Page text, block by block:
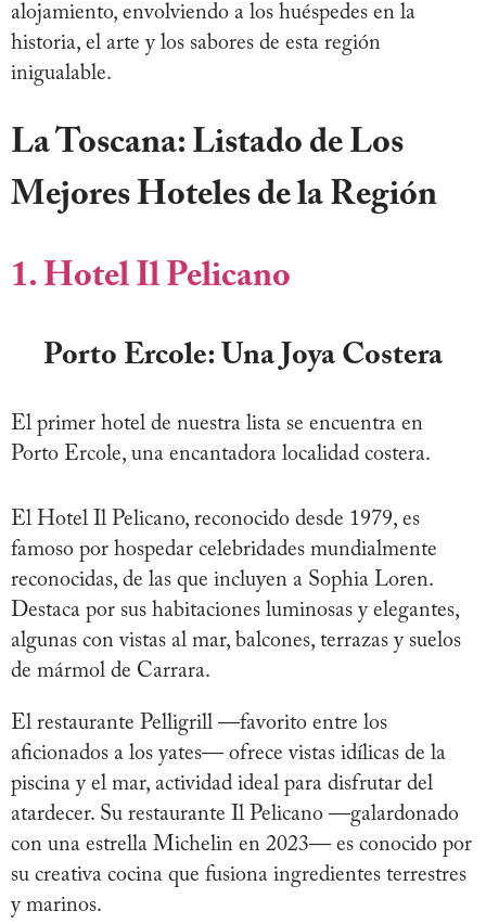
alojamiento, envolviendo a los huéspedes en la
historia, el arte y los sabores de esta región
inigualable.
La Toscana: Listado de Los
Mejores Hoteles de la Región
1. Hotel Il Pelicano
Porto Ercole: Una Joya Costera
El primer hotel de nuestra lista se encuentra en
Porto Ercole, una encantadora localidad costera.
El Hotel Il Pelicano, reconocido desde 1979, es
famoso por hospedar celebridades mundialmente
reconocidas, de las que incluyen a Sophia Loren.
Destaca por sus habitaciones luminosas y elegantes,
algunas con vistas al mar, balcones, terrazas y suelos
de mármol de Carrara.
El restaurante Pelligrill —favorito entre los
aficionados a los yates— ofrece vistas idílicas de la
piscina y el mar, actividad ideal para disfrutar del
atardecer. Su restaurante Il Pelicano —galardonado
con una estrella Michelin en 2023— es conocido por
su creativa cocina que fusiona ingredientes terrestres
y marinos.